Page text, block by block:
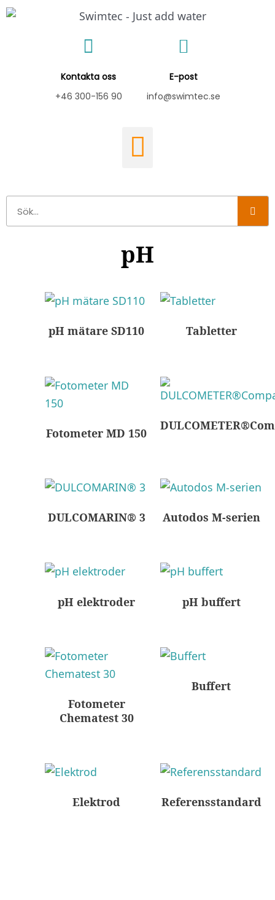
Hoppa
Kontakta oss
+46 300-156 90
E-post
info@swimtec.se
pH
pH mätare SD110 Tabletter
Fotometer MD 150
DULCOMARIN® 3 Autodos M-serien
pH elektroder pH buffert
Fotometer
Chematest 30
Buffert
Elektrod Referensstandard